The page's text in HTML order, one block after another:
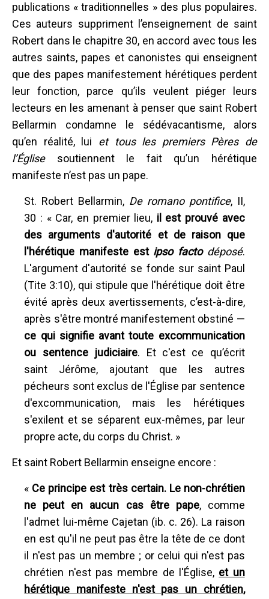
publications « traditionnelles » des plus populaires.
Ces auteurs suppriment l’enseignement de saint
Robert dans le chapitre 30, en accord avec tous les
autres saints, papes et canonistes qui enseignent
que des papes manifestement hérétiques perdent
leur fonction, parce qu’ils veulent piéger leurs
lecteurs en les amenant à penser que saint Robert
Bellarmin condamne le sédévacantisme, alors
qu’en réalité, lui et tous les premiers Pères de
l’Églisesoutiennent le fait qu’un hérétique
manifeste n’est pas un pape.
St. Robert Bellarmin, De romano pontifice, II,
30 : « Car, en premier lieu, il est prouvé avec
des arguments d'autorité et de raison que
l'hérétique manifeste est ipso factodéposé.
L'argument d'autorité se fonde sur saint Paul
(Tite 3:10), qui stipule que l'hérétique doit être
évité après deux avertissements, c’est-à-dire,
après s'être montré manifestement obstiné —
ce qui signifie avant toute excommunication
ou sentence judiciaire. Et c'est ce qu’écrit
saint Jérôme, ajoutant que les autres
pécheurs sont exclus de l'Église par sentence
d'excommunication, mais les hérétiques
s'exilent et se séparent eux-mêmes, par leur
propre acte, du corps du Christ. »
Et saint Robert Bellarmin enseigne encore :
« Ce principe est très certain. Le non-chrétien
ne peut en aucun cas être pape, comme
l'admet lui-même Cajetan (ib. c. 26). La raison
en est qu'il ne peut pas être la tête de ce dont
il n'est pas un membre ; or celui qui n'est pas
chrétien n'est pas membre de l'Église, et un
hérétique manifeste n'est pas un chrétien,